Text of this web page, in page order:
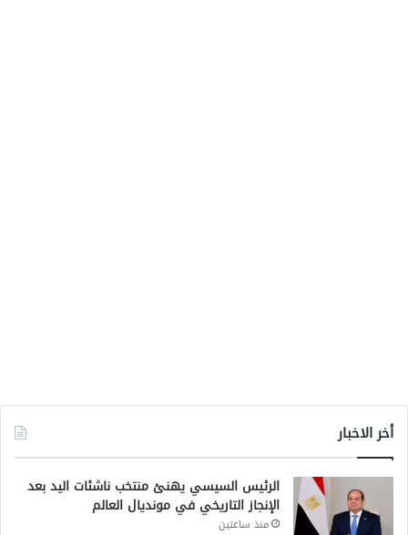
أخر الاخبار
الرئيس السيسي يهنئ منتخب ناشئات اليد بعد
الإنجاز التاريخي في مونديال العالم
منذ ساعتين